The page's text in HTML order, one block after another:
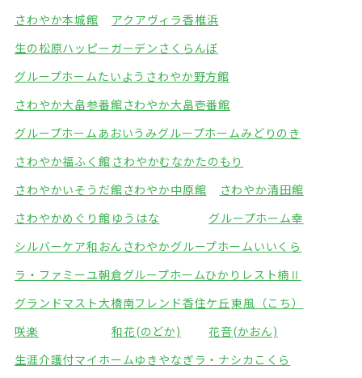
さわやか本城館
アクアヴィラ香椎浜
生の松原ハッピーガーデン さくらんぼ
グループホームたいよう さわやか野方館
さわやか大畠参番館さわやか大畠壱番館
グループホームあおいうみグループホームみどりのき
さわやか福ふく館 さわやかむなかたのもり
さわやかいそうだ館さわやか中原館
さわやか清田館
さわやかめぐり館 ゆうはな
グループホーム幸
シルバーケア和おん さわやかグループホームいいくら
ラ・ファミーユ朝倉グループホームひかり レスト楠Ⅱ
グランドマスト大橋南フレンド香住ケ丘東風（こち）
咲楽
和花(のどか)
花音(かおん)
生涯介護付マイホームゆきやなぎラ・ナシカこくら